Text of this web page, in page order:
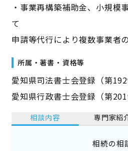
・事業再構築補助金、小規模
て
申請等代行により複数事業者
所属・著書・資格等
愛知県司法書士会登録（第
愛知県行政書士会登録（第
相談内容 専門家紹
相続の相